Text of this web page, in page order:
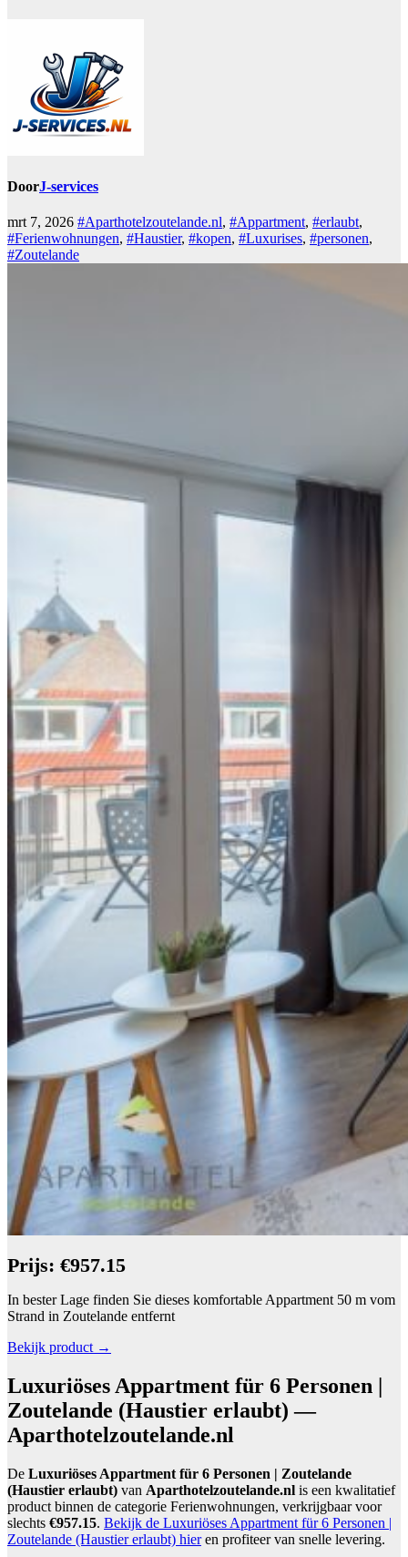
DoorJ-services
mrt 7, 2026 #Aparthotelzoutelande.nl, #Appartment, #erlaubt,
#Ferienwohnungen, #Haustier, #kopen, #Luxurises, #personen,
#Zoutelande
Prijs: €957.15
In bester Lage finden Sie dieses komfortable Appartment 50 m vom
Strand in Zoutelande entfernt
Bekijk product →
Luxuriöses Appartment für 6 Personen |
Zoutelande (Haustier erlaubt) —
Aparthotelzoutelande.nl
De Luxuriöses Appartment für 6 Personen | Zoutelande
(Haustier erlaubt) van Aparthotelzoutelande.nl is een kwalitatief
product binnen de categorie Ferienwohnungen, verkrijgbaar voor
slechts €957.15. Bekijk de Luxuriöses Appartment für 6 Personen |
Zoutelande (Haustier erlaubt) hieren profiteer van snelle levering.